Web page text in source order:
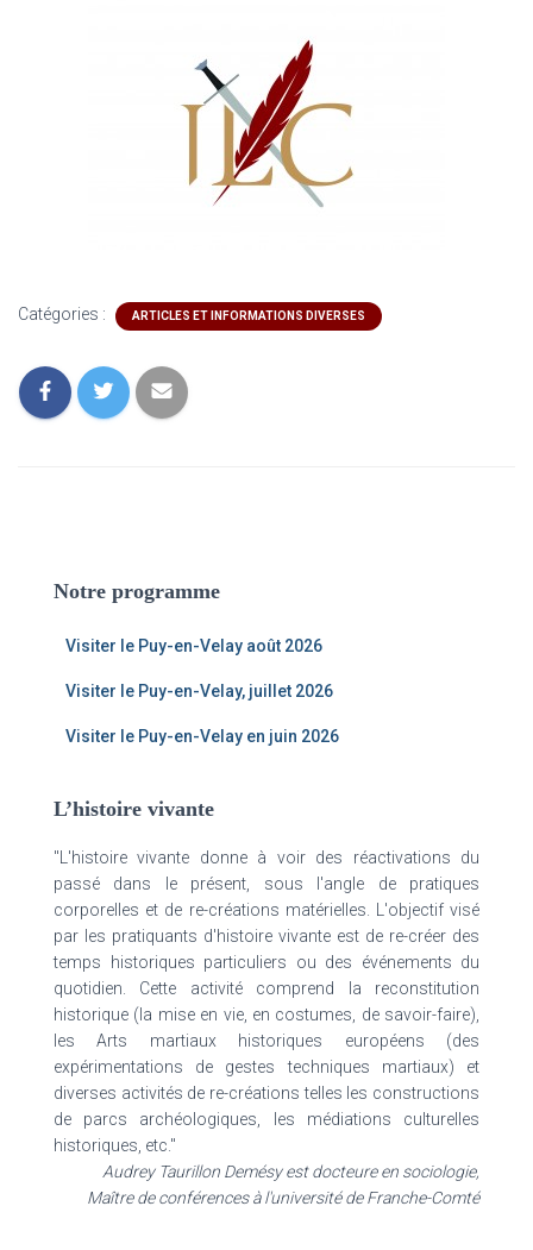
Catégories : ARTICLES ET INFORMATIONS DIVERSES
Notre programme
Visiter le Puy-en-Velay août 2026
Visiter le Puy-en-Velay, juillet 2026
Visiter le Puy-en-Velay en juin 2026
L’histoire vivante
"L'histoire vivante donne à voir des réactivations du
passé dans le présent, sous l'angle de pratiques
corporelles et de re-créations matérielles. L'objectif visé
par les pratiquants d'histoire vivante est de re-créer des
temps historiques particuliers ou des événements du
quotidien. Cette activité comprend la reconstitution
historique (la mise en vie, en costumes, de savoir-faire),
les Arts martiaux historiques européens (des
expérimentations de gestes techniques martiaux) et
diverses activités de re-créations telles les constructions
de parcs archéologiques, les médiations culturelles
historiques, etc."
Audrey Taurillon Demésy est docteure en sociologie,
Maître de conférences à l'université de Franche-Comté